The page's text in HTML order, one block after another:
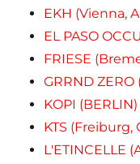
EKH (Vienna,
EL PASO
FRIESE
GRRND ZERO
KOPI (BERLIN)
KTS (Freiburg,
L'ETINCELLE